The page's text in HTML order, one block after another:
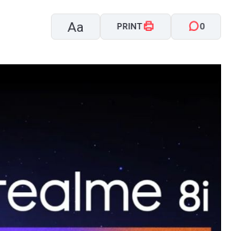
Aa PRINT 0